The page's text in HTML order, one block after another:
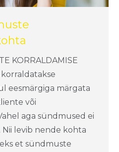
KORRALDAMISE
eesmärgiga märgata
või
aga sündmused ei
Nii levib nende kohta
et sündmuste